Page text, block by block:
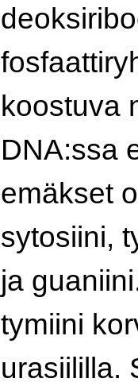
koostuva
DNA:ssa
emäkset
sytosiini,
ja
tymiini
urasiililla.